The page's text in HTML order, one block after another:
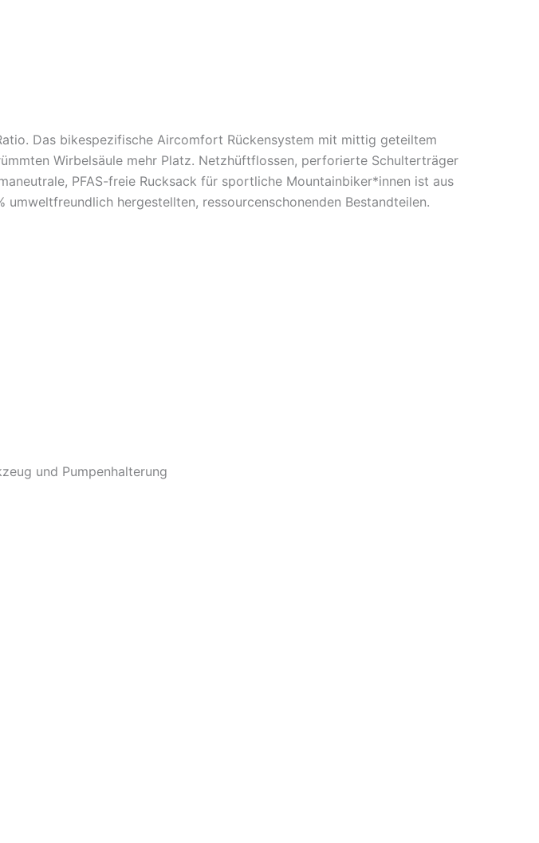
Das bikespezifische Aircomfort Rückensystem mit mittig geteiltem
Wirbelsäule mehr Platz. Netzhüftflossen, perforierte Schulterträger
PFAS-freie Rucksack für sportliche Mountainbiker*innen ist aus
hergestellten, ressourcenschonenden Bestandteilen.
und Pumpenhalterung